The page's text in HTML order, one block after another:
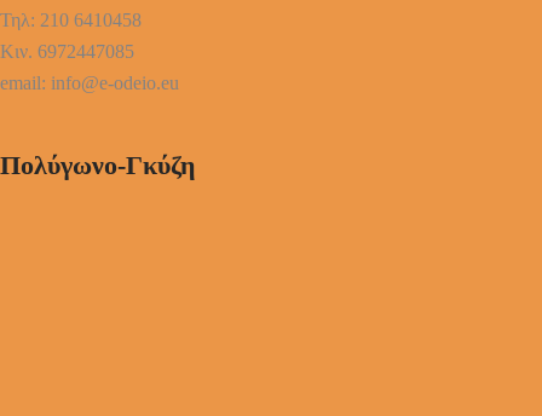
Τηλ: 210 6410458
Κιν. 6972447085
email: info@e-odeio.eu
Πολύγωνο-Γκύζη